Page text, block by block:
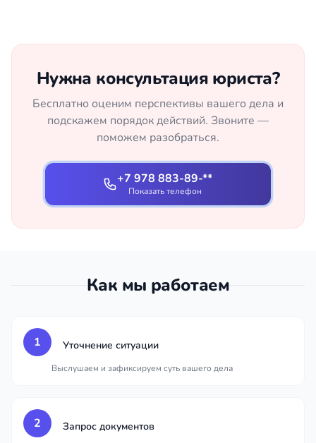
Нужна консультация юриста?
Бесплатно оценим перспективы вашего дела и
подскажем порядок действий. Звоните —
поможем разобраться.
+7 978 883-89-**
Показать телефон
Как мы работаем
1 Уточнение ситуации
Выслушаем и зафиксируем суть вашего дела
2 Запрос документов